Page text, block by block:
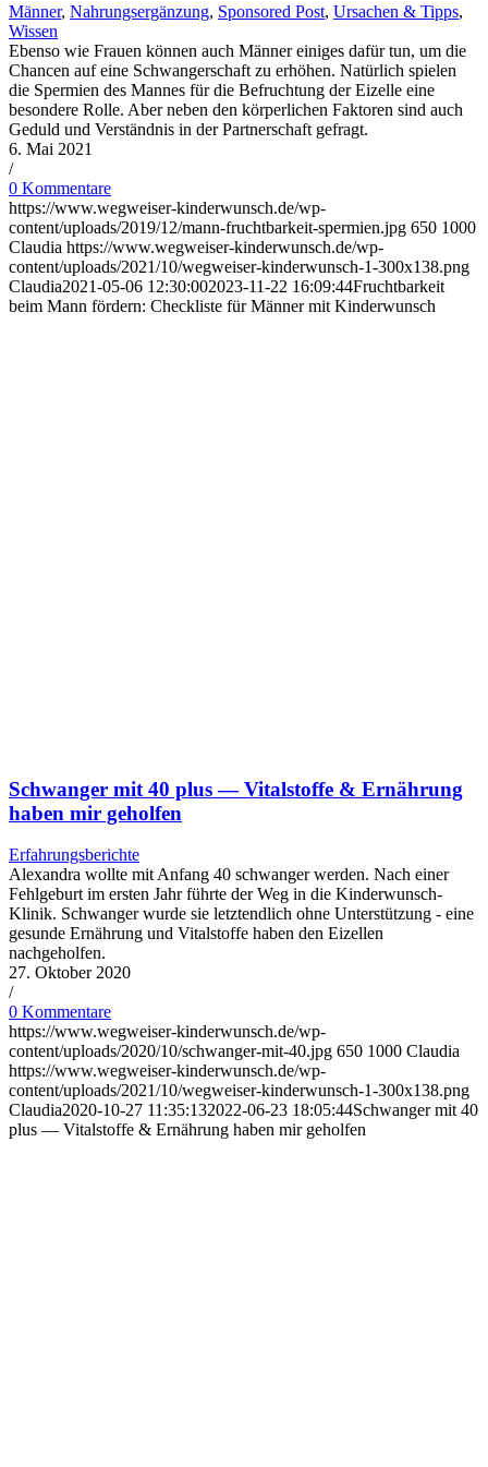
Männer, Nahrungsergänzung, Sponsored Post, Ursachen & Tipps,
Wissen
Ebenso wie Frauen können auch Männer einiges dafür tun, um die
Chancen auf eine Schwangerschaft zu erhöhen. Natürlich spielen
die Spermien des Mannes für die Befruchtung der Eizelle eine
besondere Rolle. Aber neben den körperlichen Faktoren sind auch
Geduld und Verständnis in der Partnerschaft gefragt.
6. Mai 2021
/
0 Kommentare
https://www.wegweiser-kinderwunsch.de/wp-
content/uploads/2019/12/mann-fruchtbarkeit-spermien.jpg 650 1000
Claudia https://www.wegweiser-kinderwunsch.de/wp-
content/uploads/2021/10/wegweiser-kinderwunsch-1-300x138.png
Claudia2021-05-06 12:30:002023-11-22 16:09:44Frucht­bar­keit
beim Mann för­dern: Check­lis­te für Män­ner mit Kin­der­wunsch
Schwan­ger mit 40 plus — Vital­stof­fe & Ernäh­rung
haben mir gehol­fen
Erfahrungsberichte
Alexandra wollte mit Anfang 40 schwanger werden. Nach einer
Fehlgeburt im ersten Jahr führte der Weg in die Kinderwunsch-
Klinik. Schwanger wurde sie letztendlich ohne Unterstützung - eine
gesunde Ernährung und Vitalstoffe haben den Eizellen
nachgeholfen.
27. Oktober 2020
/
0 Kommentare
https://www.wegweiser-kinderwunsch.de/wp-
content/uploads/2020/10/schwanger-mit-40.jpg 650 1000 Claudia
https://www.wegweiser-kinderwunsch.de/wp-
content/uploads/2021/10/wegweiser-kinderwunsch-1-300x138.png
Claudia2020-10-27 11:35:132022-06-23 18:05:44Schwan­ger mit 40
plus — Vital­stof­fe & Ernäh­rung haben mir gehol­fen